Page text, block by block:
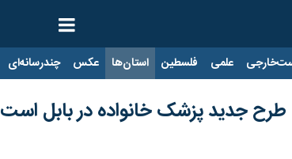
علمی فلسطین استان‌ها عکس چندرسانه‌ای
طرح جدید پزشک خانواده در بابل است